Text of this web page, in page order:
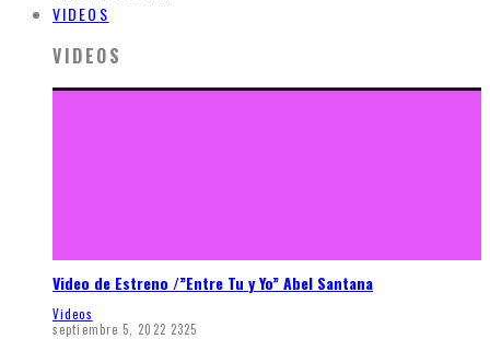
VIDEOS
VIDEOS
Video de Estreno /”Entre Tu y Yo” Abel Santana
Videos
septiembre 5, 2022 2325